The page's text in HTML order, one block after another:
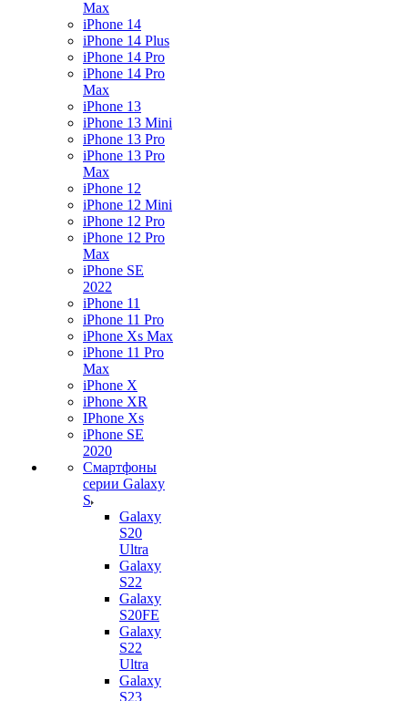
Max
iPhone 14
iPhone 14 Plus
iPhone 14 Pro
iPhone 14 Pro
Max
iPhone 13
iPhone 13 Mini
iPhone 13 Pro
iPhone 13 Pro
Max
iPhone 12
iPhone 12 Mini
iPhone 12 Pro
iPhone 12 Pro
Max
iPhone SE
2022
iPhone 11
iPhone 11 Pro
iPhone Xs Max
iPhone 11 Pro
Max
iPhone X
iPhone XR
IPhone Xs
iPhone SE
2020
Смартфоны
серии Galaxy
S
Galaxy
S20
Ultra
Galaxy
S22
Galaxy
S20FE
Galaxy
S22
Ultra
Galaxy
S23